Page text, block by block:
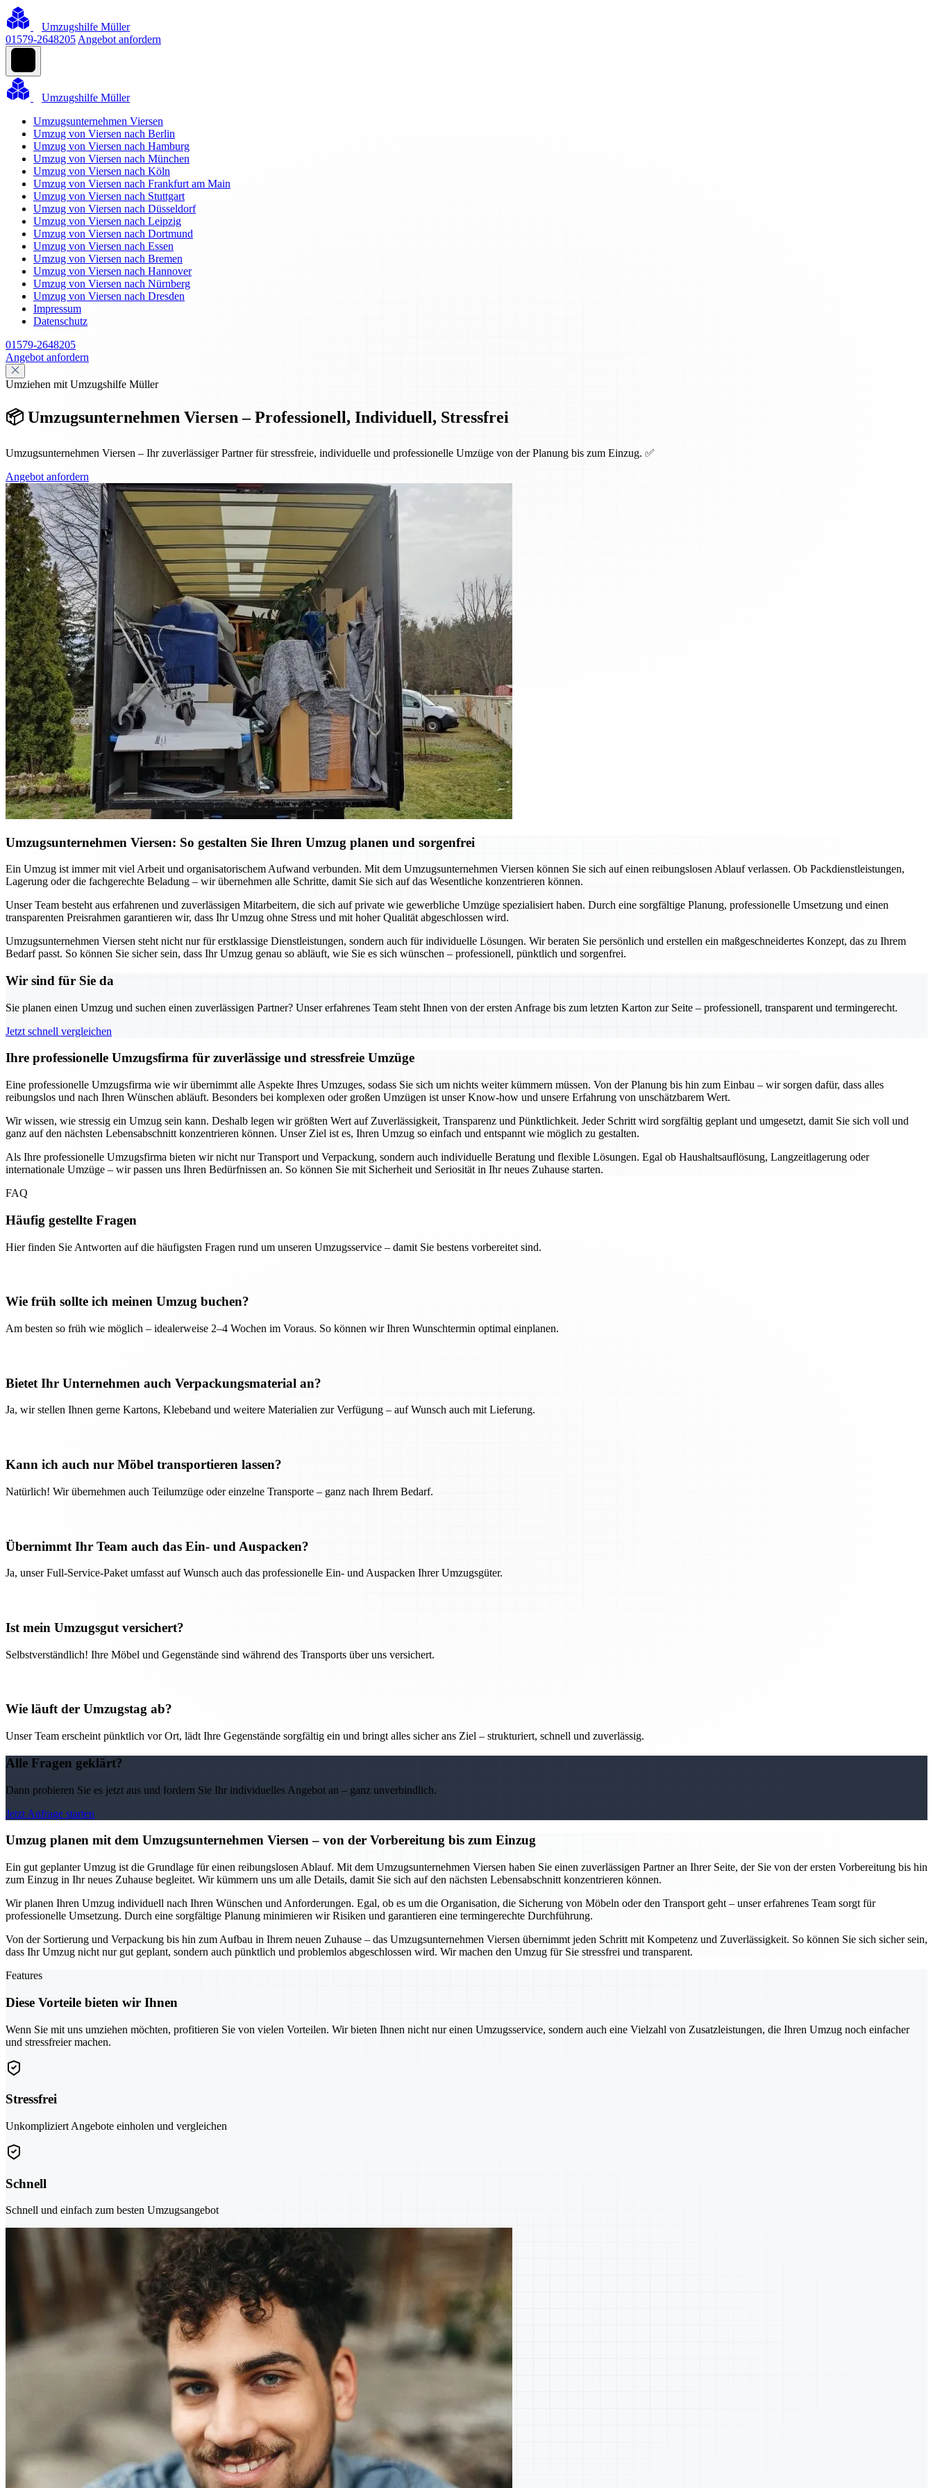
Umzugshilfe Müller
01579-2648205 Angebot anfordern
Umzugshilfe Müller
Umzugsunternehmen Viersen
Umzug von Viersen nach Berlin
Umzug von Viersen nach Hamburg
Umzug von Viersen nach München
Umzug von Viersen nach Köln
Umzug von Viersen nach Frankfurt am Main
Umzug von Viersen nach Stuttgart
Umzug von Viersen nach Düsseldorf
Umzug von Viersen nach Leipzig
Umzug von Viersen nach Dortmund
Umzug von Viersen nach Essen
Umzug von Viersen nach Bremen
Umzug von Viersen nach Hannover
Umzug von Viersen nach Nürnberg
Umzug von Viersen nach Dresden
Impressum
Datenschutz
01579-2648205
Angebot anfordern
Umziehen mit Umzugshilfe Müller
📦 Umzugsunternehmen Viersen – Professionell, Individuell, Stressfrei
Umzugsunternehmen Viersen – Ihr zuverlässiger Partner für stressfreie, individuelle und professionelle Umzüge von der Planung bis zum Einzug. ✅
Angebot anfordern
Umzugsunternehmen Viersen: So gestalten Sie Ihren Umzug planen und sorgenfrei
Ein Umzug ist immer mit viel Arbeit und organisatorischem Aufwand verbunden. Mit dem Umzugsunternehmen Viersen können Sie sich auf einen reibungslosen Ablauf verlassen. Ob Packdienstleistungen,
Lagerung oder die fachgerechte Beladung – wir übernehmen alle Schritte, damit Sie sich auf das Wesentliche konzentrieren können.
Unser Team besteht aus erfahrenen und zuverlässigen Mitarbeitern, die sich auf private wie gewerbliche Umzüge spezialisiert haben. Durch eine sorgfältige Planung, professionelle Umsetzung und einen
transparenten Preisrahmen garantieren wir, dass Ihr Umzug ohne Stress und mit hoher Qualität abgeschlossen wird.
Umzugsunternehmen Viersen steht nicht nur für erstklassige Dienstleistungen, sondern auch für individuelle Lösungen. Wir beraten Sie persönlich und erstellen ein maßgeschneidertes Konzept, das zu Ihrem
Bedarf passt. So können Sie sicher sein, dass Ihr Umzug genau so abläuft, wie Sie es sich wünschen – professionell, pünktlich und sorgenfrei.
Wir sind für Sie da
Sie planen einen Umzug und suchen einen zuverlässigen Partner? Unser erfahrenes Team steht Ihnen von der ersten Anfrage bis zum letzten Karton zur Seite – professionell, transparent und termingerecht.
Jetzt schnell vergleichen
Ihre professionelle Umzugsfirma für zuverlässige und stressfreie Umzüge
Eine professionelle Umzugsfirma wie wir übernimmt alle Aspekte Ihres Umzuges, sodass Sie sich um nichts weiter kümmern müssen. Von der Planung bis hin zum Einbau – wir sorgen dafür, dass alles
reibungslos und nach Ihren Wünschen abläuft. Besonders bei komplexen oder großen Umzügen ist unser Know-how und unsere Erfahrung von unschätzbarem Wert.
Wir wissen, wie stressig ein Umzug sein kann. Deshalb legen wir größten Wert auf Zuverlässigkeit, Transparenz und Pünktlichkeit. Jeder Schritt wird sorgfältig geplant und umgesetzt, damit Sie sich voll und
ganz auf den nächsten Lebensabschnitt konzentrieren können. Unser Ziel ist es, Ihren Umzug so einfach und entspannt wie möglich zu gestalten.
Als Ihre professionelle Umzugsfirma bieten wir nicht nur Transport und Verpackung, sondern auch individuelle Beratung und flexible Lösungen. Egal ob Haushaltsauflösung, Langzeitlagerung oder
internationale Umzüge – wir passen uns Ihren Bedürfnissen an. So können Sie mit Sicherheit und Seriosität in Ihr neues Zuhause starten.
FAQ
Häufig gestellte Fragen
Hier finden Sie Antworten auf die häufigsten Fragen rund um unseren Umzugsservice – damit Sie bestens vorbereitet sind.
Wie früh sollte ich meinen Umzug buchen?
Am besten so früh wie möglich – idealerweise 2–4 Wochen im Voraus. So können wir Ihren Wunschtermin optimal einplanen.
Bietet Ihr Unternehmen auch Verpackungsmaterial an?
Ja, wir stellen Ihnen gerne Kartons, Klebeband und weitere Materialien zur Verfügung – auf Wunsch auch mit Lieferung.
Kann ich auch nur Möbel transportieren lassen?
Natürlich! Wir übernehmen auch Teilumzüge oder einzelne Transporte – ganz nach Ihrem Bedarf.
Übernimmt Ihr Team auch das Ein- und Auspacken?
Ja, unser Full-Service-Paket umfasst auf Wunsch auch das professionelle Ein- und Auspacken Ihrer Umzugsgüter.
Ist mein Umzugsgut versichert?
Selbstverständlich! Ihre Möbel und Gegenstände sind während des Transports über uns versichert.
Wie läuft der Umzugstag ab?
Unser Team erscheint pünktlich vor Ort, lädt Ihre Gegenstände sorgfältig ein und bringt alles sicher ans Ziel – strukturiert, schnell und zuverlässig.
Alle Fragen geklärt?
Dann probieren Sie es jetzt aus und fordern Sie Ihr individuelles Angebot an – ganz unverbindlich.
Jetzt Anfrage starten
Umzug planen mit dem Umzugsunternehmen Viersen – von der Vorbereitung bis zum Einzug
Ein gut geplanter Umzug ist die Grundlage für einen reibungslosen Ablauf. Mit dem Umzugsunternehmen Viersen haben Sie einen zuverlässigen Partner an Ihrer Seite, der Sie von der ersten Vorbereitung bis hin
zum Einzug in Ihr neues Zuhause begleitet. Wir kümmern uns um alle Details, damit Sie sich auf den nächsten Lebensabschnitt konzentrieren können.
Wir planen Ihren Umzug individuell nach Ihren Wünschen und Anforderungen. Egal, ob es um die Organisation, die Sicherung von Möbeln oder den Transport geht – unser erfahrenes Team sorgt für
professionelle Umsetzung. Durch eine sorgfältige Planung minimieren wir Risiken und garantieren eine termingerechte Durchführung.
Von der Sortierung und Verpackung bis hin zum Aufbau in Ihrem neuen Zuhause – das Umzugsunternehmen Viersen übernimmt jeden Schritt mit Kompetenz und Zuverlässigkeit. So können Sie sich sicher sein,
dass Ihr Umzug nicht nur gut geplant, sondern auch pünktlich und problemlos abgeschlossen wird. Wir machen den Umzug für Sie stressfrei und transparent.
Features
Diese Vorteile bieten wir Ihnen
Wenn Sie mit uns umziehen möchten, profitieren Sie von vielen Vorteilen. Wir bieten Ihnen nicht nur einen Umzugsservice, sondern auch eine Vielzahl von Zusatzleistungen, die Ihren Umzug noch einfacher
und stressfreier machen.
Stressfrei
Unkompliziert Angebote einholen und vergleichen
Schnell
Schnell und einfach zum besten Umzugsangebot